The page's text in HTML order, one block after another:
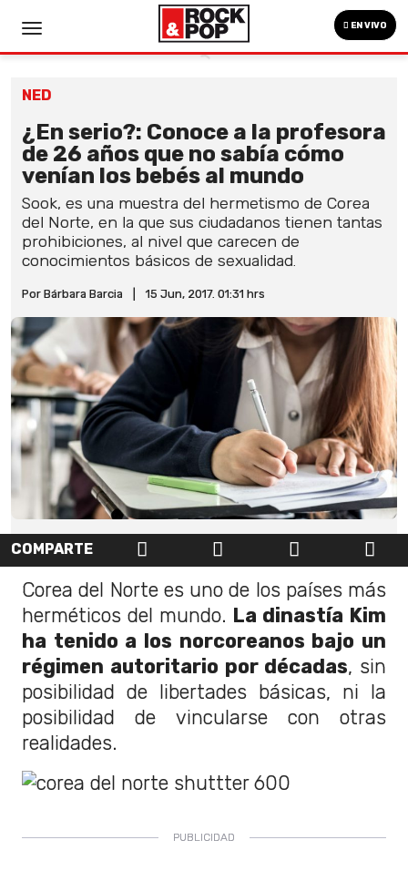
EN VIVO
NED
¿En serio?: Conoce a la profesora
de 26 años que no sabía cómo
venían los bebés al mundo
Sook, es una muestra del hermetismo de Corea
del Norte, en la que sus ciudadanos tienen tantas
prohibiciones, al nivel que carecen de
conocimientos básicos de sexualidad.
Por Bárbara Barcia 15 Jun, 2017. 01:31 hrs
COMPARTE
Corea del Norte es uno de los países más
herméticos del mundo. La dinastía Kim
ha tenido a los norcoreanos bajo un
régimen autoritario por décadas, sin
posibilidad de libertades básicas, ni la
posibilidad de vincularse con otras
realidades.